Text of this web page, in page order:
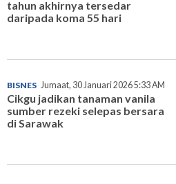
tahun akhirnya tersedar
daripada koma 55 hari
BISNES Jumaat, 30 Januari 2026 5:33 AM
Cikgu jadikan tanaman vanila
sumber rezeki selepas bersara
di Sarawak